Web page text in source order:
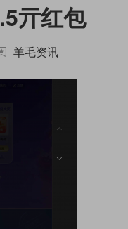
亓红包
羊毛资讯